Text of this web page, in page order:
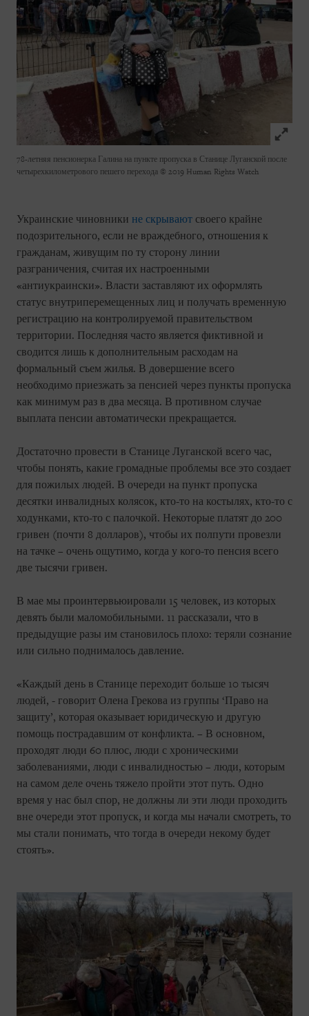
Click
78-летняя пенсионерка Галина на пункте пропуска в Станице Луганской после
четырехкилометрового пешего перехода © 2019 Human Rights Watch
Украинские чиновники не скрывают своего крайне
подозрительного, если не враждебного, отношения к
гражданам, живущим по ту сторону линии
разграничения, считая их настроенными
«антиукраински». Власти заставляют их оформлять
статус внутриперемещенных лиц и получать временную
регистрацию на контролируемой правительством
территории. Последняя часто является фиктивной и
сводится лишь к дополнительным расходам на
формальный съем жилья. В довершение всего
необходимо приезжать за пенсией через пункты пропуска
как минимум раз в два месяца. В противном случае
выплата пенсии автоматически прекращается.
Достаточно провести в Станице Луганской всего час,
чтобы понять, какие громадные проблемы все это создает
для пожилых людей. В очереди на пункт пропуска
десятки инвалидных колясок, кто-то на костылях, кто-то с
ходунками, кто-то с палочкой. Некоторые платят до 200
гривен (почти 8 долларов), чтобы их полпути провезли
на тачке – очень ощутимо, когда у кого-то пенсия всего
две тысячи гривен.
В мае мы проинтервьюировали 15 человек, из которых
девять были маломобильными. 11 рассказали, что в
предыдущие разы им становилось плохо: теряли сознание
или сильно поднималось давление.
«Каждый день в Станице переходит больше 10 тысяч
людей, - говорит Олена Грекова из группы ‘Право на
защиту’, которая оказывает юридическую и другую
помощь пострадавшим от конфликта. – В основном,
проходят люди 60 плюс, люди с хроническими
заболеваниями, люди с инвалидностью – люди, которым
на самом деле очень тяжело пройти этот путь. Одно
время у нас был спор, не должны ли эти люди проходить
вне очереди этот пропуск, и когда мы начали смотреть, то
мы стали понимать, что тогда в очереди некому будет
стоять».